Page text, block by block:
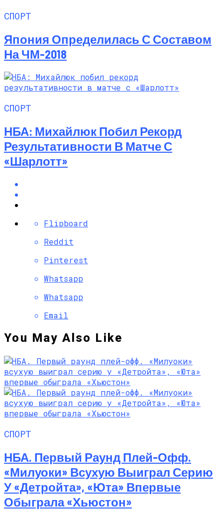
СПОРТ
Япония Определилась С Составом
На ЧМ-2018
СПОРТ
НБА: Михайлюк Побил Рекорд
Результативности В Матче С
«Шарлотт»
Flipboard
Reddit
Pinterest
Whatsapp
Whatsapp
Email
You May Also Like
СПОРТ
НБА. Первый Раунд Плей-Офф.
«Милуоки» Всухую Выиграл Серию
У «Детройта», «Юта» Впервые
Обыграла «Хьюстон»